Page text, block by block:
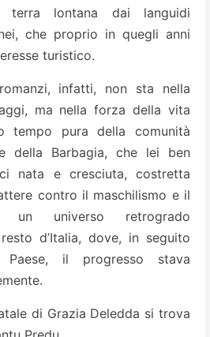
terra lontana dai languidi
che proprio in quegli anni
turistico.
infatti, non sta nella
ma nella forza della vita
tempo pura della comunità
della Barbagia, che lei ben
nata e cresciuta, costretta
contro il maschilismo e il
un universo retrogrado
d’Italia, dove, in seguito
Paese, il progresso stava
di Grazia Deledda si trova